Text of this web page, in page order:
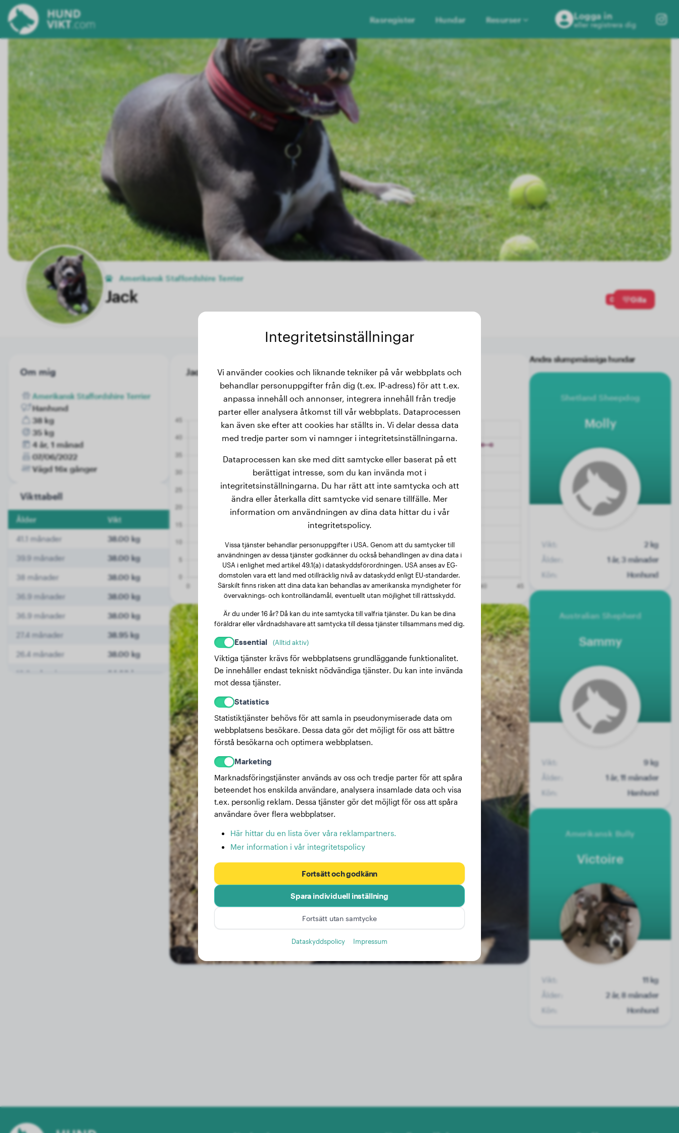
Rasregister Hundar Resurser Logga in
eller registrera dig
Amerikansk Staffordshire Terrier
Jack 0 Gilla
Om mig
Amerikansk Staffordshire Terrier
Hanhund
38 kg
35 kg
4 år, 1 månad
07/06/2022
Vägd 16x gånger
Vikttabell
Ålder Vikt
41.1 månader 38.00 kg
39.9 månader 38.00 kg
38 månader 38.00 kg
36.9 månader 38.00 kg
36.9 månader 38.00 kg
27.4 månader 38.95 kg
26.4 månader 38.00 kg
18.3 månader 34.60 kg
Jack's vikthistorik
Andra slumpmässiga hundar
Shetland Sheepdog
Molly
Vikt:
2 kg
Ålder:
1 år, 3 månader
Kön:
Honhund
Australian Shepherd
Sammy
Vikt:
9 kg
Ålder:
1 år, 11 månader
Kön:
Hanhund
Amerikansk Bully
Victoire
Vikt:
11 kg
Ålder:
2 år, 8 månader
Kön:
Honhund
Integritetsinställningar
Vi använder cookies och liknande tekniker på vår webbplats och
behandlar personuppgifter från dig (t.ex. IP-adress) för att t.ex.
anpassa innehåll och annonser, integrera innehåll från tredje
parter eller analysera åtkomst till vår webbplats. Dataprocessen
kan även ske efter att cookies har ställts in. Vi delar dessa data
med tredje parter som vi namnger i integritetsinställningarna.
Dataprocessen kan ske med ditt samtycke eller baserat på ett
berättigat intresse, som du kan invända mot i
integritetsinställningarna. Du har rätt att inte samtycka och att
ändra eller återkalla ditt samtycke vid senare tillfälle. Mer
information om användningen av dina data hittar du i vår
integritetspolicy.
Vissa tjänster behandlar personuppgifter i USA. Genom att du samtycker till
användningen av dessa tjänster godkänner du också behandlingen av dina data i
USA i enlighet med artikel 49.1(a) i dataskyddsförordningen. USA anses av EG-
domstolen vara ett land med otillräcklig nivå av dataskydd enligt EU-standarder.
Särskilt finns risken att dina data kan behandlas av amerikanska myndigheter för
övervaknings- och kontrolländamål, eventuellt utan möjlighet till rättsskydd.
Är du under 16 år? Då kan du inte samtycka till valfria tjänster. Du kan be dina
föräldrar eller vårdnadshavare att samtycka till dessa tjänster tillsammans med dig.
Essential (Alltid aktiv)
Viktiga tjänster krävs för webbplatsens grundläggande funktionalitet.
De innehåller endast tekniskt nödvändiga tjänster. Du kan inte invända
mot dessa tjänster.
Statistics
Statistiktjänster behövs för att samla in pseudonymiserade data om
webbplatsens besökare. Dessa data gör det möjligt för oss att bättre
förstå besökarna och optimera webbplatsen.
Marketing
Marknadsföringstjänster används av oss och tredje parter för att spåra
beteendet hos enskilda användare, analysera insamlade data och visa
t.ex. personlig reklam. Dessa tjänster gör det möjligt för oss att spåra
användare över flera webbplatser.
Här hittar du en lista över våra reklampartners.
Mer information i vår integritetspolicy
Fortsätt och godkänn
Spara individuell inställning
Fortsätt utan samtycke
Dataskyddspolicy Impressum